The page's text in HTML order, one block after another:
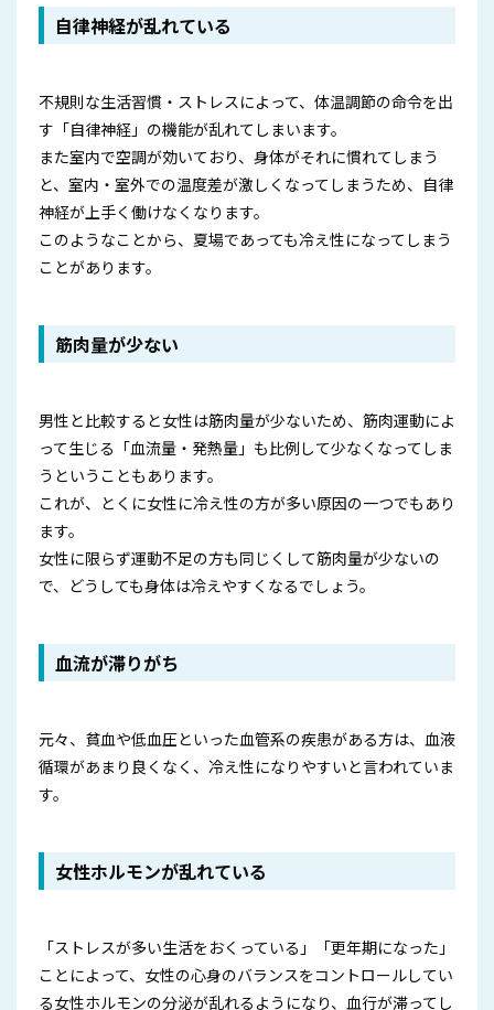
自律神経が乱れている
不規則な生活習慣・ストレスによって、体温調節の命令を出
す「自律神経」の機能が乱れてしまいます。
また室内で空調が効いており、身体がそれに慣れてしまう
と、室内・室外での温度差が激しくなってしまうため、自律
神経が上手く働けなくなります。
このようなことから、夏場であっても冷え性になってしまう
ことがあります。
筋肉量が少ない
男性と比較すると女性は筋肉量が少ないため、筋肉運動によ
って生じる「血流量・発熱量」も比例して少なくなってしま
うということもあります。
これが、とくに女性に冷え性の方が多い原因の一つでもあり
ます。
女性に限らず運動不足の方も同じくして筋肉量が少ないの
で、どうしても身体は冷えやすくなるでしょう。
血流が滞りがち
元々、貧血や低血圧といった血管系の疾患がある方は、血液
循環があまり良くなく、冷え性になりやすいと言われていま
す。
女性ホルモンが乱れている
「ストレスが多い生活をおくっている」「更年期になった」
ことによって、女性の心身のバランスをコントロールしてい
る女性ホルモンの分泌が乱れるようになり、血行が滞ってし